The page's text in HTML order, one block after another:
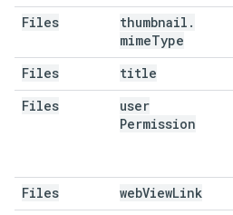
Files
thumbnail .
mimeType
Files
title
Files
user
Permission
Files
webViewLink